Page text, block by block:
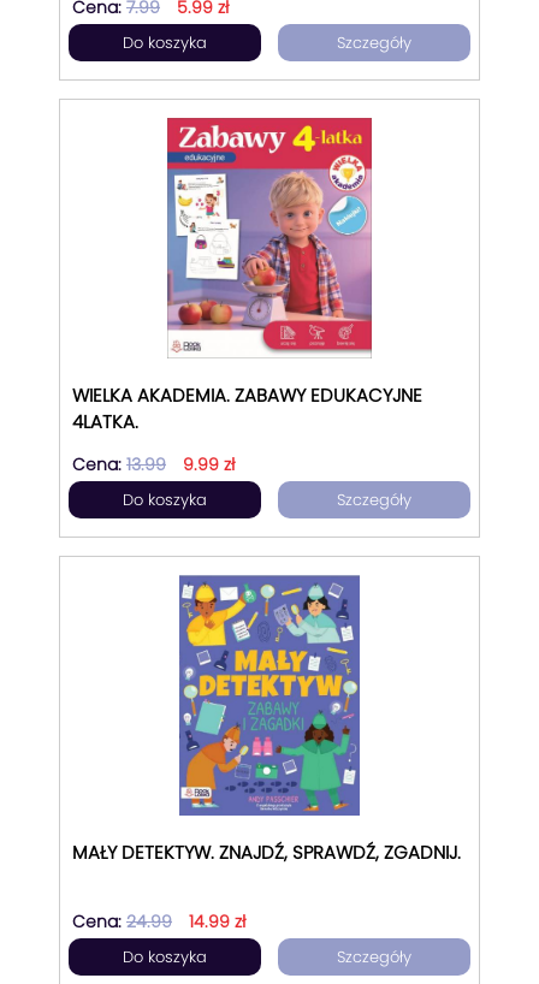
Cena: 7.99 5.99 zł
Do koszyka Szczegóły
WIELKA AKADEMIA. ZABAWY EDUKACYJNE
4LATKA.
Cena: 13.99 9.99 zł
Do koszyka Szczegóły
MAŁY DETEKTYW. ZNAJDŹ, SPRAWDŹ, ZGADNIJ.
Cena: 24.99 14.99 zł
Do koszyka Szczegóły